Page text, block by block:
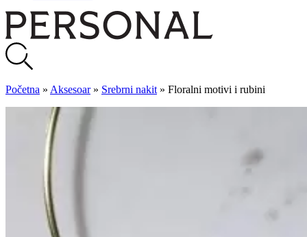
Početna » Aksesoar» Srebrni nakit » Floralni motivi i rubini